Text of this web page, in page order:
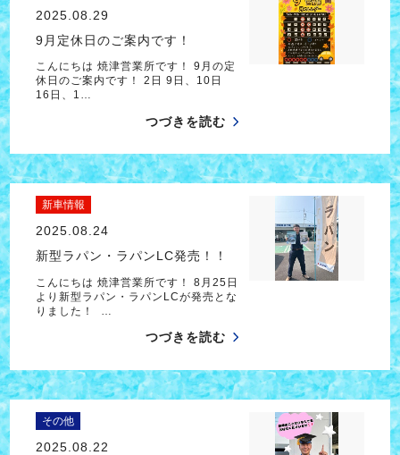
2025.08.29
9月定休日のご案内です！
こんにちは 焼津営業所です！ 9月の定
休日のご案内です！ 2日 9日、10日
16日、1…
つづきを読む
新車情報
2025.08.24
新型ラパン・ラパンLC発売！！
こんにちは 焼津営業所です！ 8月25日
より新型ラパン・ラパンLCが発売とな
りました！ …
つづきを読む
その他
2025.08.22